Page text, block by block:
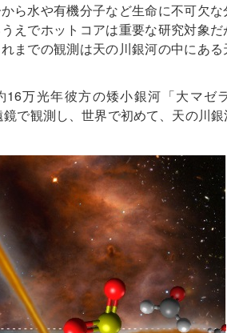
ら水や有機分子など生命に不可欠な
えでホットコアは重要な研究対象
までの観測は天の川銀河の中にある
万光年彼方の矮小銀河「大マゼ
で観測し、世界で初めて、天の川